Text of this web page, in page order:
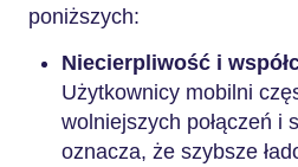
poniższych:
Niecierpliwość i
Użytkownicy mobilni
wolniejszych połączeń i
oznacza, że szybsze